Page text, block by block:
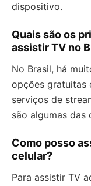
dispositivo.
Quais são os
assistir TV no
No Brasil, há
opções gratuitas
serviços de
são algumas das
Como posso
celular?
Para assistir TV